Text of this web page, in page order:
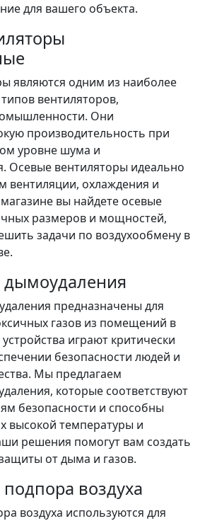
для вашего объекта.
являются одним из наиболее
вентиляторов,
Они
производительность при
уровне шума и
Осевые вентиляторы идеально
вентиляции, охлаждения и
вы найдете осевые
размеров и мощностей,
задачи по воздухообмену в
дымоудаления
предназначены для
газов из помещений в
играют критически
безопасности людей и
Мы предлагаем
которые соответствуют
безопасности и способны
высокой температуры и
решения помогут вам создать
от дыма и газов.
воздуха
воздуха используются для